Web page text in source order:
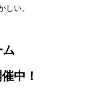
しい。
ム
中！